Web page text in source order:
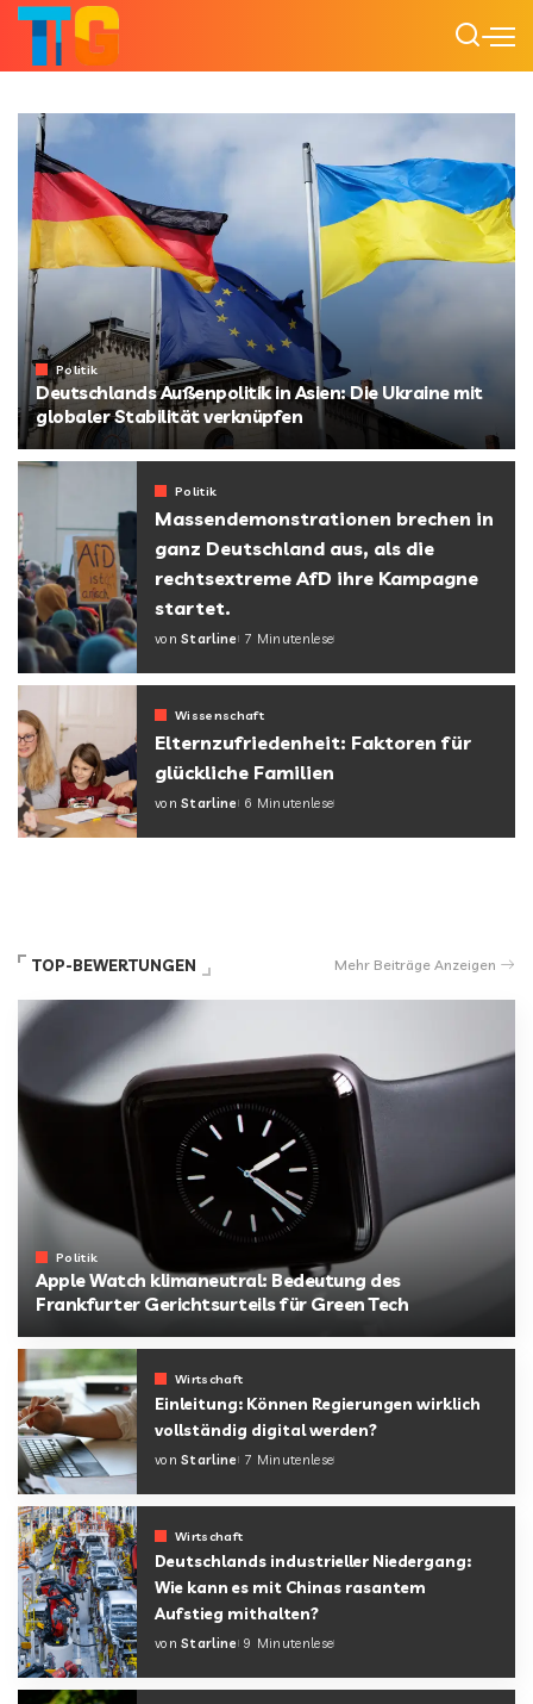
Politik
Deutschlands Außenpolitik in Asien: Die Ukraine mit
globaler Stabilität verknüpfen
von Starline
Politik
Massendemonstrationen brechen in
ganz Deutschland aus, als die
rechtsextreme AfD ihre Kampagne
startet.
von Starline 7 Minutenlese
Wissenschaft
Elternzufriedenheit: Faktoren für
glückliche Familien
von Starline 6 Minutenlese
TOP-BEWERTUNGEN Mehr Beiträge Anzeigen
Politik
Apple Watch klimaneutral: Bedeutung des
Frankfurter Gerichtsurteils für Green Tech
von Starline
Wirtschaft
Einleitung: Können Regierungen wirklich
vollständig digital werden?
von Starline 7 Minutenlese
Wirtschaft
Deutschlands industrieller Niedergang:
Wie kann es mit Chinas rasantem
Aufstieg mithalten?
von Starline 9 Minutenlese